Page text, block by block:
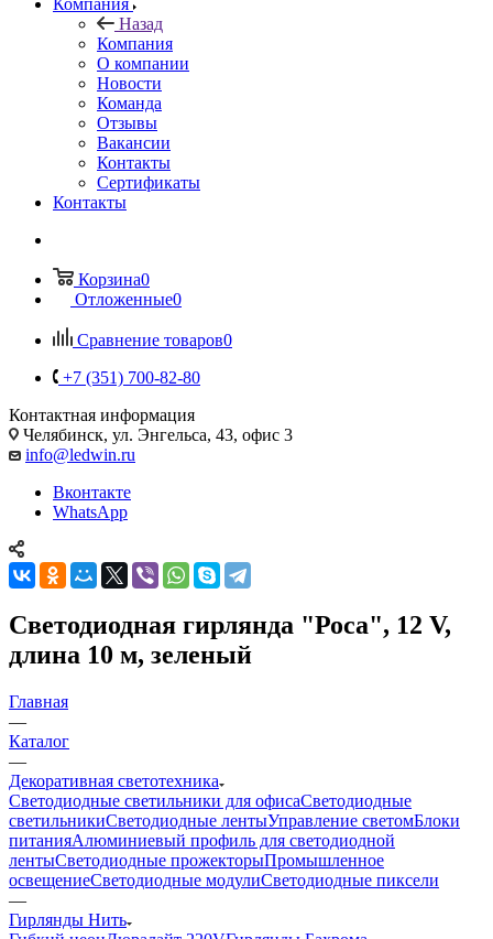
Компания
Назад
Компания
О компании
Новости
Команда
Отзывы
Вакансии
Контакты
Сертификаты
Контакты
Корзина0
Отложенные0
Сравнение товаров0
+7 (351) 700-82-80
Контактная информация
Челябинск, ул. Энгельса, 43, офис 3
info@ledwin.ru
Вконтакте
WhatsApp
Светодиодная гирлянда "Роса", 12 V,
длина 10 м, зеленый
Главная
—
Каталог
—
Декоративная светотехника
Светодиодные светильники для офисаСветодиодные
светильникиСветодиодные лентыУправление светомБлоки
питанияАлюминиевый профиль для светодиодной
лентыСветодиодные прожекторыПромышленное
освещениеСветодиодные модулиСветодиодные пиксели
—
Гирлянды Нить